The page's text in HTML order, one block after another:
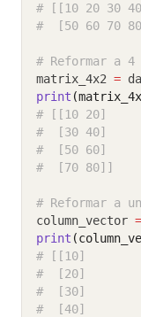
# [[10 20 30
#  [50 60 70
# Reformar a
matrix_4x2 =
print
# [[10 20]
#  [30 40]
#  [50 60]
#  [70 80]]
# Reformar a
column_vector =
print
# [[10]
#  [20]
#  [30]
#  [40]